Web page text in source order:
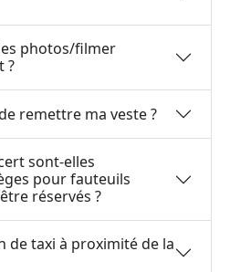
photos/filmer
?
remettre ma veste ?
sont-elles
pour fauteuils
réservés ?
de taxi à proximité de la